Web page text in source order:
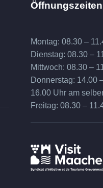
Öffnungszeiten
Montag: 08.30 –
Dienstag: 08.30 –
Mittwoch: 08.30 –
Donnerstag: 14.00
16.00 Uhr am
Freitag: 08.30 –